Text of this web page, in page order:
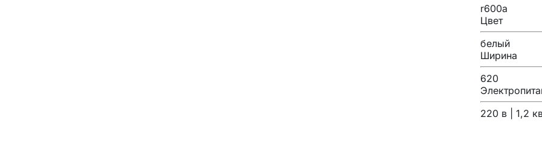
r600a
Цвет
белый
Ширина
620
220 в | 1,2